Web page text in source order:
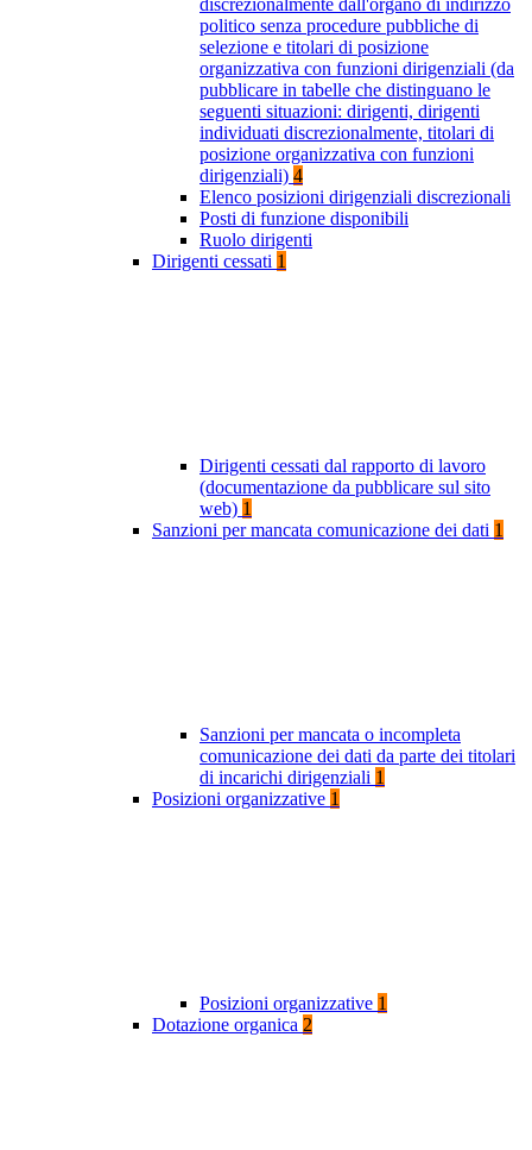
discrezionalmente dall'organo di indirizzo
politico senza procedure pubbliche di
selezione e titolari di posizione
organizzativa con funzioni dirigenziali (da
pubblicare in tabelle che distinguano le
seguenti situazioni: dirigenti, dirigenti
individuati discrezionalmente, titolari di
posizione organizzativa con funzioni
dirigenziali) 4
Elenco posizioni dirigenziali discrezionali
Posti di funzione disponibili
Ruolo dirigenti
Dirigenti cessati 1
Dirigenti cessati dal rapporto di lavoro
(documentazione da pubblicare sul sito
web) 1
Sanzioni per mancata comunicazione dei dati 1
Sanzioni per mancata o incompleta
comunicazione dei dati da parte dei titolari
di incarichi dirigenziali 1
Posizioni organizzative 1
Posizioni organizzative 1
Dotazione organica 2